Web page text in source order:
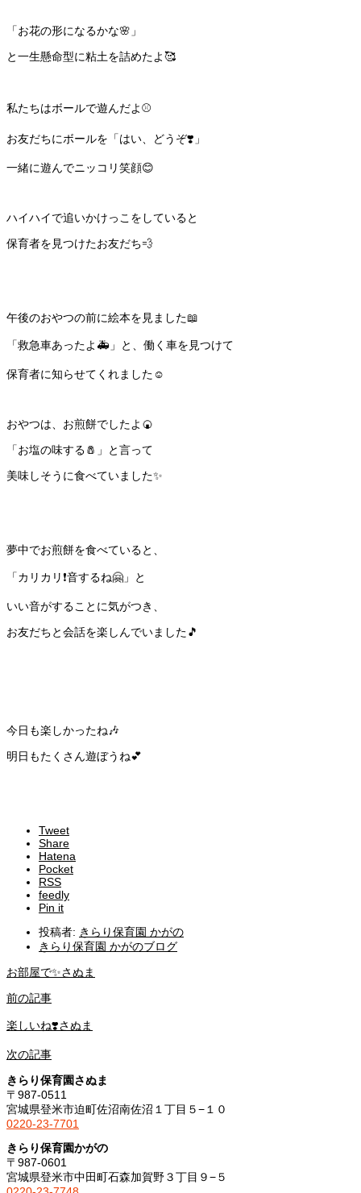
「お花の形になるかな🌸」
と一生懸命型に粘土を詰めたよ🥰
私たちはボールで遊んだよ⚾️
お友だちにボールを「はい、どうぞ❣️」
一緒に遊んでニッコリ笑顔😊
ハイハイで追いかけっこをしていると
保育者を見つけたお友だち💨
午後のおやつの前に絵本を見ました📖
「救急車あったよ🚑」と、働く車を見つけて
保育者に知らせてくれました☺️
おやつは、お煎餅でしたよ🍘
「お塩の味する🧂」と言って
美味しそうに食べていました✨
夢中でお煎餅を食べていると、
「カリカリ❗️音するね🤗」と
いい音がすることに気がつき、
お友だちと会話を楽しんでいました🎵
今日も楽しかったね🎶
明日もたくさん遊ぼうね💕
Tweet
Share
Hatena
Pocket
RSS
feedly
Pin it
投稿者: きらり保育園 かがの
きらり保育園 かがのブログ
お部屋で✨さぬま
前の記事
楽しいね❣️さぬま
次の記事
きらり保育園さぬま
〒987-0511
宮城県登米市迫町佐沼南佐沼１丁目５−１０
0220-23-7701
きらり保育園かがの
〒987-0601
宮城県登米市中田町石森加賀野３丁目９−５